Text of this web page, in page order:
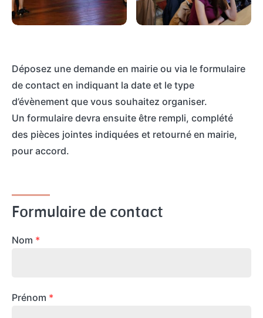
Déposez une demande en mairie ou via le formulaire
de contact en indiquant la date et le type
d’évènement que vous souhaitez organiser.
Un formulaire devra ensuite être rempli, complété
des pièces jointes indiquées et retourné en mairie,
pour accord.
Formulaire de contact
Nom *
Prénom *